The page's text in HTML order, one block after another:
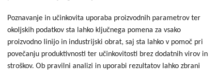
Poznavanje in učinkovita uporaba proizvodnih parametrov ter
okoljskih podatkov sta lahko ključnega pomena za vsako
proizvodno linijo in industrijski obrat, saj sta lahko v pomoč pri
povečanju produktivnosti ter učinkovitosti brez dodatnih virov in
stroškov. Ob pravilni analizi in uporabi rezultatov lahko zbrani